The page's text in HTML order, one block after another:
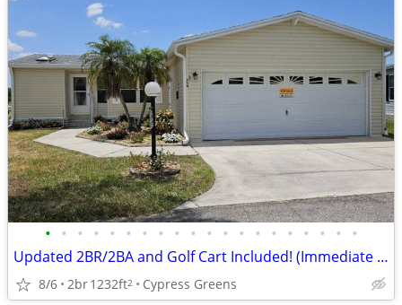
• • • • • • • • • • • • • • • • • • • •
Updated 2BR/2BA and Golf Cart Included! (Immediate Move-In)
8/6 2br1232ft2 Cypress Greens